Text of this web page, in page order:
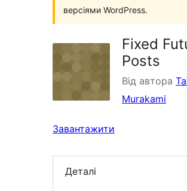
версіями WordPress.
Fixed
Posts
Від автора
Murakami
Завантажити
Деталі